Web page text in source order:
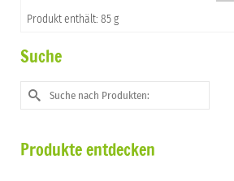
Produkt enthält: 85 g
Suche
Suche
nach:
Produkte entdecken